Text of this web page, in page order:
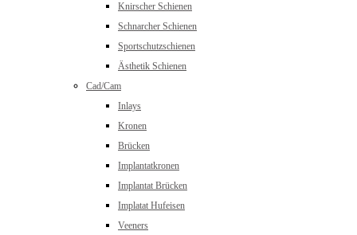
Knirscher Schienen
Schnarcher Schienen
Sportschutzschienen
Ästhetik Schienen
Cad/Cam
Inlays
Kronen
Brücken
Implantatkronen
Implantat Brücken
Implatat Hufeisen
Veeners